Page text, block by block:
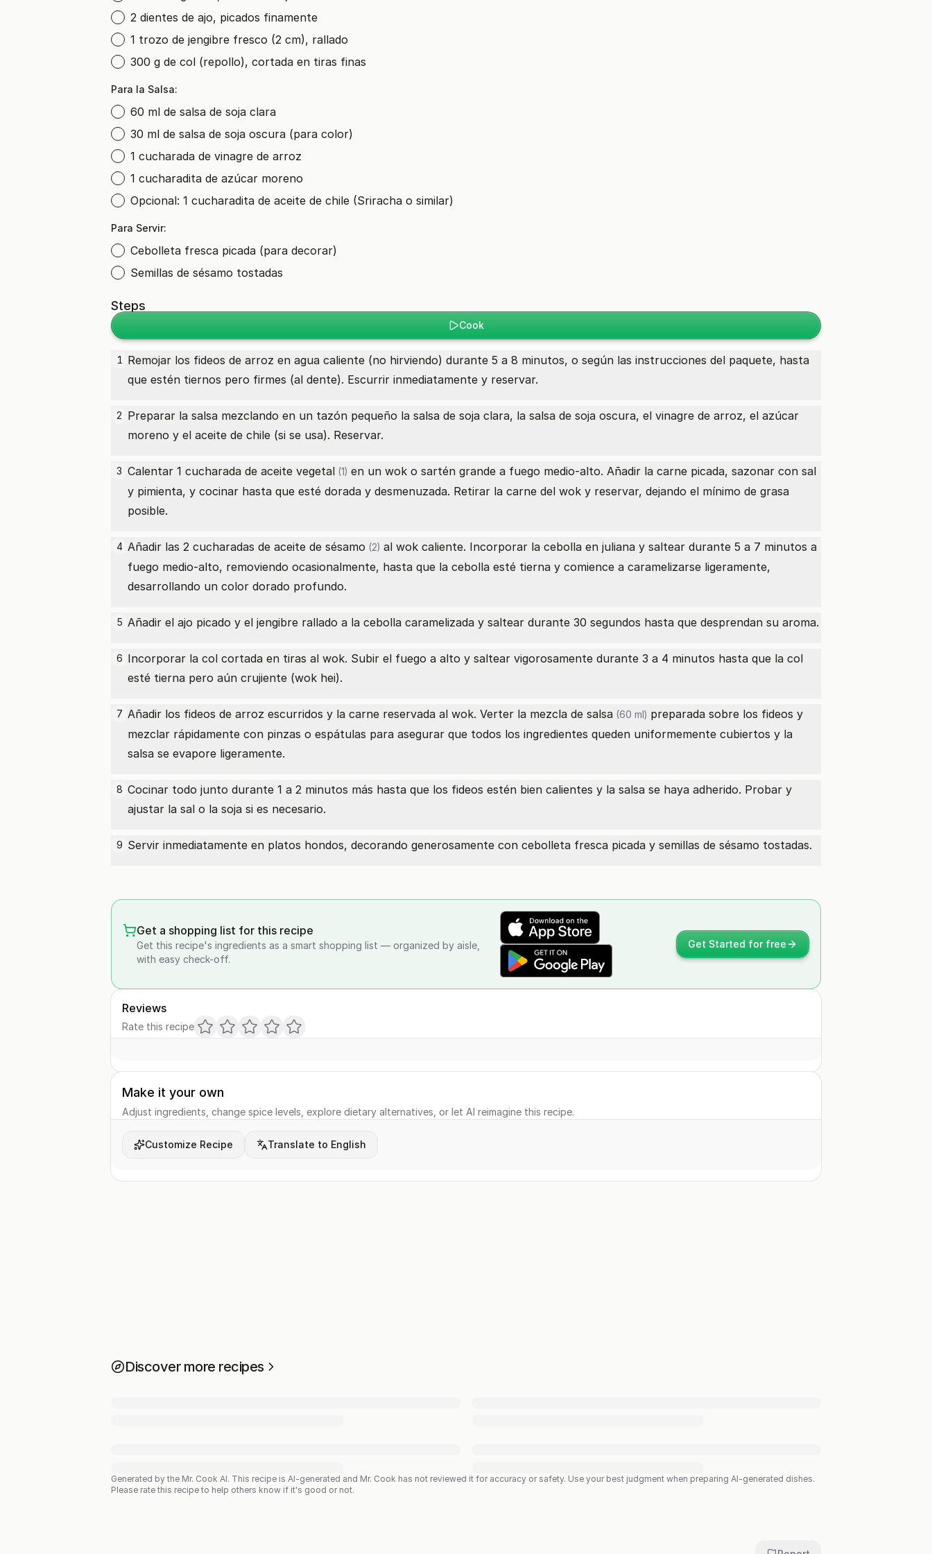
2 dientes de ajo, picados finamente
1 trozo de jengibre fresco (2 cm), rallado
300 g de col (repollo), cortada en tiras finas
Para la Salsa:
60 ml de salsa de soja clara
30 ml de salsa de soja oscura (para color)
1 cucharada de vinagre de arroz
1 cucharadita de azúcar moreno
Opcional: 1 cucharadita de aceite de chile (Sriracha o similar)
Para Servir:
Cebolleta fresca picada (para decorar)
Semillas de sésamo tostadas
Steps
Cook
1 Remojar los fideos de arroz en agua caliente (no hirviendo) durante 5 a 8 minutos, o según las instrucciones del paquete, hasta
que estén tiernos pero firmes (al dente). Escurrir inmediatamente y reservar.
2 Preparar la salsa mezclando en un tazón pequeño la salsa de soja clara, la salsa de soja oscura, el vinagre de arroz, el azúcar
moreno y el aceite de chile (si se usa). Reservar.
3 Calentar 1 cucharada de aceite vegetal (1) en un wok o sartén grande a fuego medio-alto. Añadir la carne picada, sazonar con sal
y pimienta, y cocinar hasta que esté dorada y desmenuzada. Retirar la carne del wok y reservar, dejando el mínimo de grasa
posible.
4 Añadir las 2 cucharadas de aceite de sésamo (2) al wok caliente. Incorporar la cebolla en juliana y saltear durante 5 a 7 minutos a
fuego medio-alto, removiendo ocasionalmente, hasta que la cebolla esté tierna y comience a caramelizarse ligeramente,
desarrollando un color dorado profundo.
5 Añadir el ajo picado y el jengibre rallado a la cebolla caramelizada y saltear durante 30 segundos hasta que desprendan su aroma.
6 Incorporar la col cortada en tiras al wok. Subir el fuego a alto y saltear vigorosamente durante 3 a 4 minutos hasta que la col
esté tierna pero aún crujiente (wok hei).
7 Añadir los fideos de arroz escurridos y la carne reservada al wok. Verter la mezcla de salsa (60 ml) preparada sobre los fideos y
mezclar rápidamente con pinzas o espátulas para asegurar que todos los ingredientes queden uniformemente cubiertos y la
salsa se evapore ligeramente.
8 Cocinar todo junto durante 1 a 2 minutos más hasta que los fideos estén bien calientes y la salsa se haya adherido. Probar y
ajustar la sal o la soja si es necesario.
9 Servir inmediatamente en platos hondos, decorando generosamente con cebolleta fresca picada y semillas de sésamo tostadas.
Get a shopping list for this recipe
Get this recipe's ingredients as a smart shopping list — organized by aisle,
with easy check-off.
Get Started for free
Reviews
Rate this recipe
Make it your own
Adjust ingredients, change spice levels, explore dietary alternatives, or let AI reimagine this recipe.
Customize Recipe Translate to English
Discover more recipes
Generated by the Mr. Cook AI. This recipe is AI-generated and Mr. Cook has not reviewed it for accuracy or safety. Use your best judgment when preparing AI-generated dishes.
Please rate this recipe to help others know if it's good or not.